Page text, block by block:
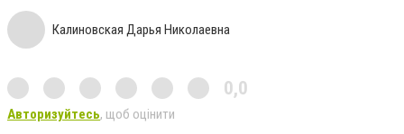
Калиновская Дарья Николаевна
0,0
Авторизуйтесь, щоб оцінити